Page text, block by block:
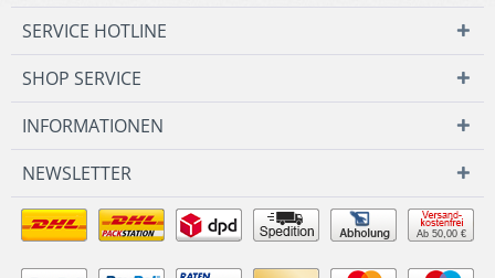
SERVICE HOTLINE
SHOP SERVICE
INFORMATIONEN
NEWSLETTER
Ab 50,00 €